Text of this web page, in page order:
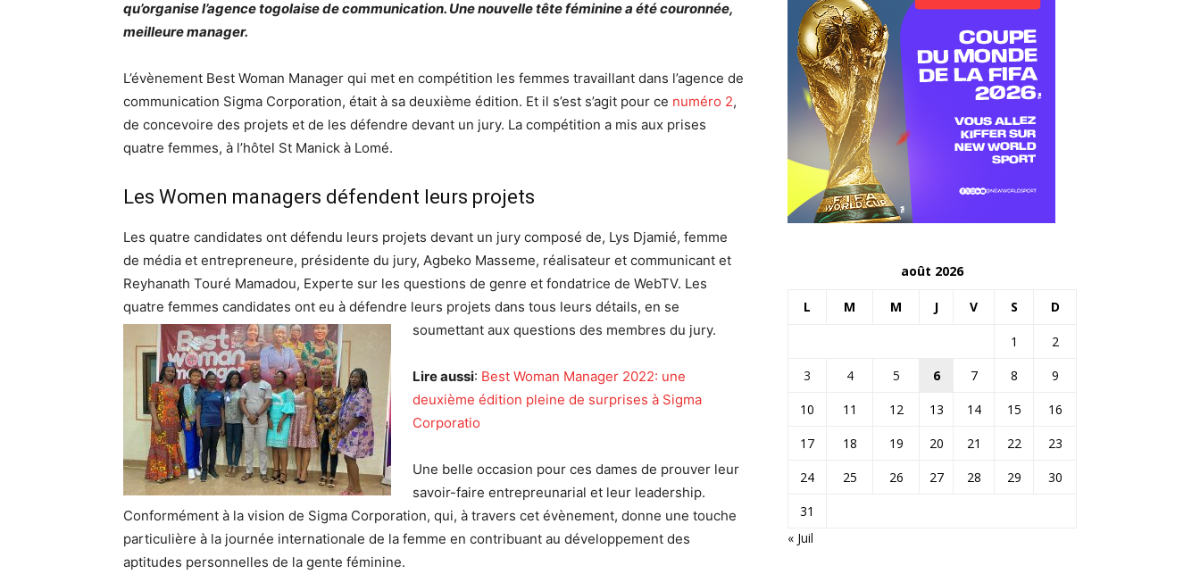
qu’organise l’agence togolaise de communication. Une nouvelle tête féminine a été couronnée,
meilleure manager.
L’évènement Best Woman Manager qui met en compétition les femmes travaillant dans l’agence de
communication Sigma Corporation, était à sa deuxième édition. Et il s’est s’agit pour ce numéro 2,
de concevoire des projets et de les défendre devant un jury. La compétition a mis aux prises
quatre femmes, à l’hôtel St Manick à Lomé.
Les Women managers défendent leurs projets
Les quatre candidates ont défendu leurs projets devant un jury composé de, Lys Djamié, femme
de média et entrepreneure, présidente du jury, Agbeko Masseme, réalisateur et communicant et
Reyhanath Touré Mamadou, Experte sur les questions de genre et fondatrice de WebTV. Les
quatre femmes candidates ont eu à défendre leurs projets dans tous leurs détails, en se
soumettant aux questions des membres du jury.
Lire aussi: Best Woman Manager 2022: une
deuxième édition pleine de surprises à Sigma
Corporatio
Une belle occasion pour ces dames de prouver leur
savoir-faire entrepreunarial et leur leadership.
Conformément à la vision de Sigma Corporation, qui, à travers cet évènement, donne une touche
particulière à la journée internationale de la femme en contribuant au développement des
aptitudes personnelles de la gente féminine.
août 2026
L M M J V S D
1
2
3
4 5 6 7 8
9
10
11 12 13 14 15
16
17
18 19 20 21 22
23
24
25 26 27 28 29
30
31
« Juil